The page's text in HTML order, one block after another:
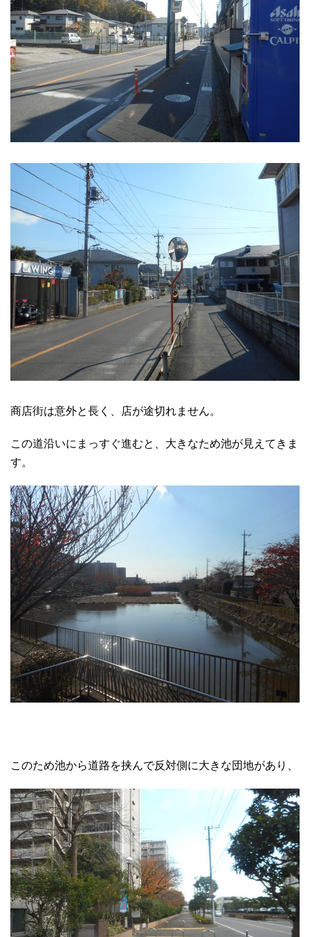
商店街は意外と長く、店が途切れません。
この道沿いにまっすぐ進むと、大きなため池が見えてきま
す。
このため池から道路を挟んで反対側に大きな団地があり、